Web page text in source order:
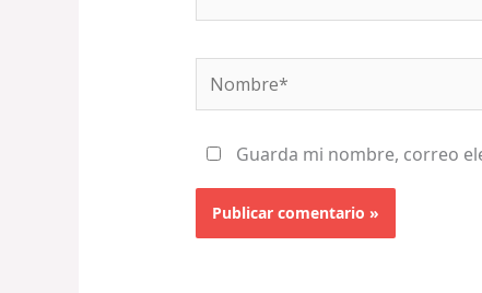
Nombre*
Guarda mi nombre, correo